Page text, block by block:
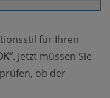
für Ihren
. Jetzt müssen Sie
ob der